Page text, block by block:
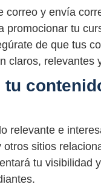
correo y envía
promocionar tu
de que tus
claros, relevantes
tu
relevante e
otros sitios
tu visibilidad